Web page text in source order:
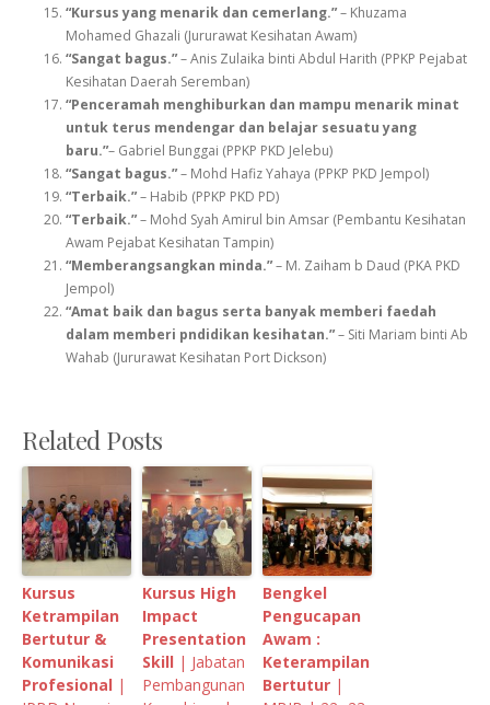
“Kursus yang menarik dan cemerlang.”– Khuzama
Mohamed Ghazali (Jururawat Kesihatan Awam)
“Sangat bagus.”– Anis Zulaika binti Abdul Harith (PPKP Pejabat
Kesihatan Daerah Seremban)
“Penceramah menghiburkan dan mampu menarik minat
untuk terus mendengar dan belajar sesuatu yang
baru.”– Gabriel Bunggai (PPKP PKD Jelebu)
“Sangat bagus.”– Mohd Hafiz Yahaya (PPKP PKD Jempol)
“Terbaik.”– Habib (PPKP PKD PD)
“Terbaik.”– Mohd Syah Amirul bin Amsar (Pembantu Kesihatan
Awam Pejabat Kesihatan Tampin)
“Memberangsangkan minda.”– M. Zaiham b Daud (PKA PKD
Jempol)
“Amat baik dan bagus serta banyak memberi faedah
dalam memberi pndidikan kesihatan.”– Siti Mariam binti Ab
Wahab (Jururawat Kesihatan Port Dickson)
Related Posts
Kursus
Ketrampilan
Bertutur &
Komunikasi
Profesional |
Kursus High
Impact
Presentation
Skill | Jabatan
Pembangunan
Bengkel
Pengucapan
Awam :
Keterampilan
Bertutur |